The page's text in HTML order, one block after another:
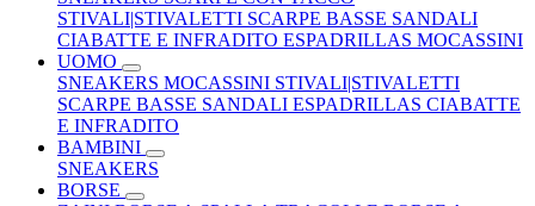
STIVALI|STIVALETTI SCARPE BASSE SANDALI
CIABATTE E INFRADITO ESPADRILLAS MOCASSINI
UOMO
SNEAKERS MOCASSINI STIVALI|STIVALETTI
SCARPE BASSE SANDALI ESPADRILLAS CIABATTE
E INFRADITO
BAMBINI
SNEAKERS
BORSE